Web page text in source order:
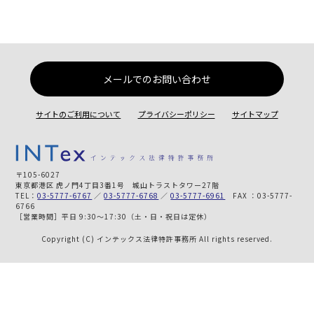
メールでのお問い合わせ
サイトのご利用について プライバシーポリシー サイトマップ
〒105-6027
東京都港区 虎ノ門4丁目3番1号 城山トラストタワー27階
TEL：03-5777-6767 ／03-5777-6768 ／03-5777-6961
FAX ：03-5777-
6766
［営業時間］平日 9:30～17:30（土・日・祝日は定休）
Copyright (C) インテックス法律特許事務所 All rights reserved.